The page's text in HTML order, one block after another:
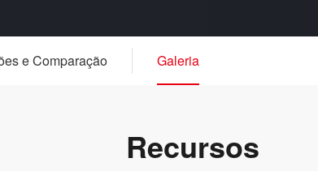
e Comparação Galeria
Recursos